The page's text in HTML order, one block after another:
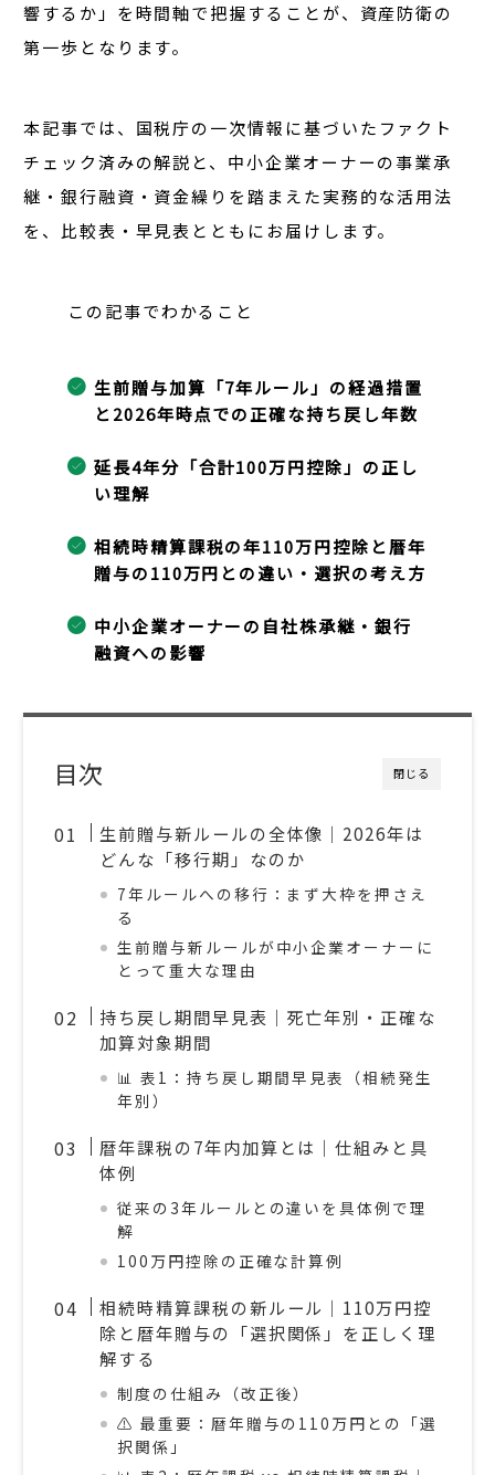
響するか」を時間軸で把握することが、資産防衛の
第一歩となります。
本記事では、 国税庁の一次情報 に基づいたファクト
チェック済みの解説と、中小企業オーナーの事業承
継・銀行融資・資金繰りを踏まえた実務的な活用法
を、比較表・早見表とともにお届けします。
この記事でわかること
生前贈与加算「7年ルール」の経過措置
と2026年時点での正確な持ち戻し年数
延長4年分「合計100万円控除」の正し
い理解
相続時精算課税の年110万円控除と暦年
贈与の110万円との違い・選択の考え方
中小企業オーナーの自社株承継・銀行
融資への影響
閉じる
目次
生前贈与新ルールの全体像｜2026年は
どんな「移行期」なのか
7年ルールへの移行：まず大枠を押さえ
る
生前贈与新ルールが中小企業オーナーに
とって重大な理由
持ち戻し期間早見表｜死亡年別・正確な
加算対象期間
📊 表1：持ち戻し期間早見表（相続発生
年別）
暦年課税の7年内加算とは｜仕組みと具
体例
従来の3年ルールとの違いを具体例で理
解
100万円控除の正確な計算例
相続時精算課税の新ルール｜110万円控
除と暦年贈与の「選択関係」を正しく理
解する
制度の仕組み（改正後）
⚠️ 最重要：暦年贈与の110万円との「選
択関係」